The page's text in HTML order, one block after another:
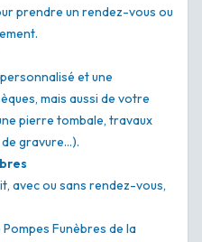
prendre un rendez-vous ou
et une
mais aussi de votre
pierre tombale, travaux
gravure…).
avec ou sans rendez-vous,
Funèbres de la